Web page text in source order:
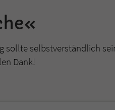
sollte selbstverständlich
Dank!